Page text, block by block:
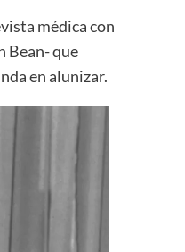
médica con
Bean- que
en alunizar.